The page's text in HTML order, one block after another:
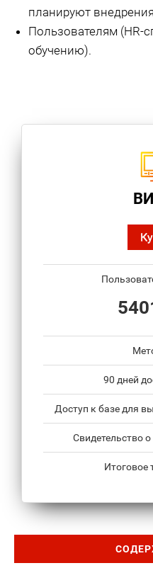
планируют
Пользователям (HR-
обучению).
90 дней
Доступ к базе для
Свидетельство
Итоговое